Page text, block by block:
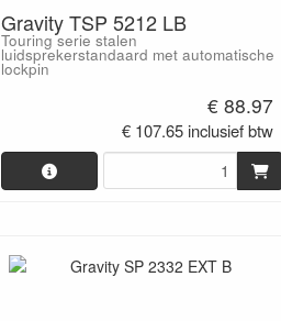
Gravity TSP 5212 LB
Touring serie stalen
luidsprekerstandaard met automatische
lockpin
€ 88.97
€ 107.65 inclusief btw